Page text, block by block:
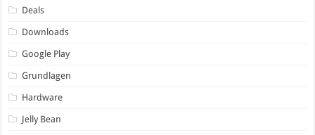
Deals
Downloads
Google Play
Grundlagen
Hardware
Jelly Bean